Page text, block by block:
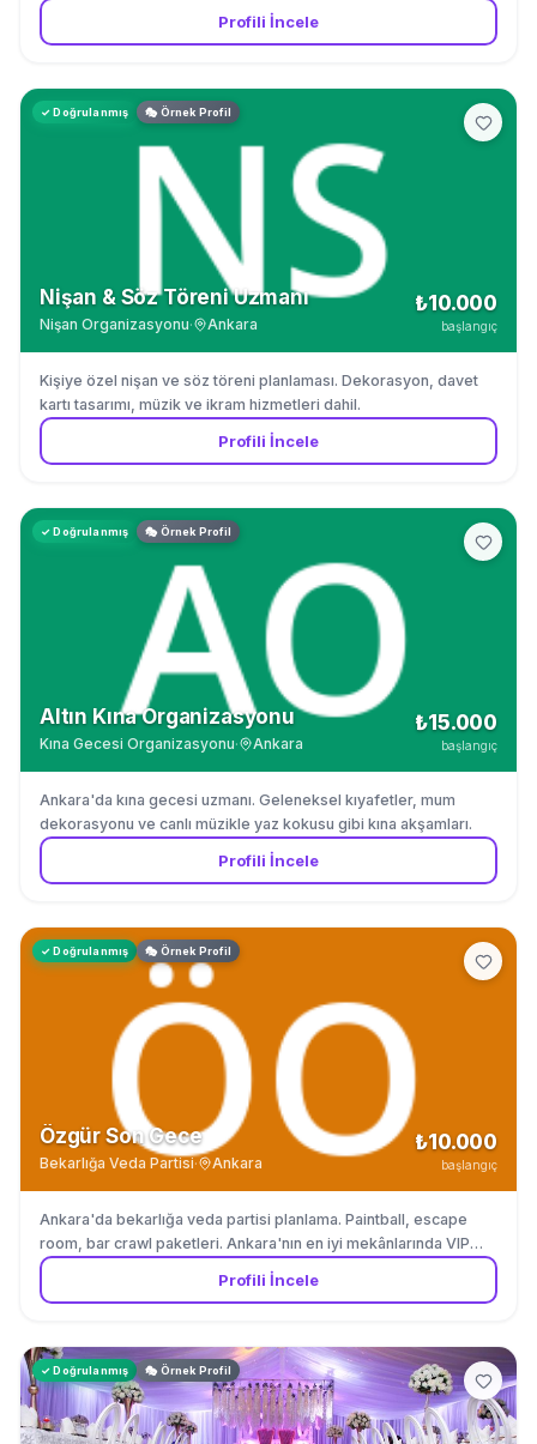
Profili İncele
✓ Doğrulanmış 🎭 Örnek Profil
Nişan & Söz Töreni Uzmanı
Nişan Organizasyonu· Ankara
₺10.000
başlangıç
Kişiye özel nişan ve söz töreni planlaması. Dekorasyon, davet
kartı tasarımı, müzik ve ikram hizmetleri dahil.
Profili İncele
✓ Doğrulanmış 🎭 Örnek Profil
Altın Kına Organizasyonu
Kına Gecesi Organizasyonu· Ankara
₺15.000
başlangıç
Ankara'da kına gecesi uzmanı. Geleneksel kıyafetler, mum
dekorasyonu ve canlı müzikle yaz kokusu gibi kına akşamları.
Profili İncele
✓ Doğrulanmış 🎭 Örnek Profil
Özgür Son Gece
Bekarlığa Veda Partisi· Ankara
₺10.000
başlangıç
Ankara'da bekarlığa veda partisi planlama. Paintball, escape
room, bar crawl paketleri. Ankara'nın en iyi mekânlarında VIP
rezervasyonlar.
Profili İncele
✓ Doğrulanmış 🎭 Örnek Profil